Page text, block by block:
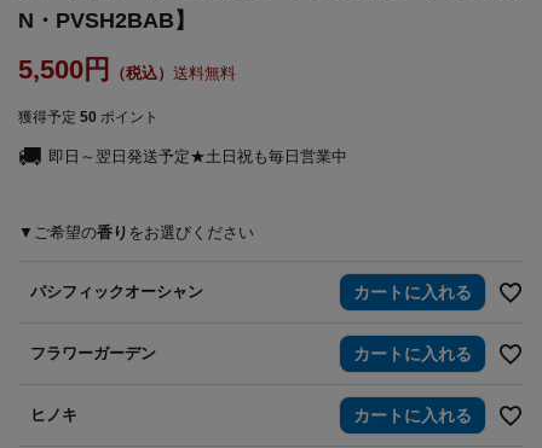
N・PVSH2BAB】
5,500 送料無料
獲得予定 50 ポイント
即日～翌日発送予定★土日祝も毎日営業中
香り
パシフィックオーシャン カートに入れる
フラワーガーデン カートに入れる
ヒノキ カートに入れる